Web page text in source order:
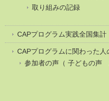
取り組みの記録
CAPプログラム実践全国集計
CAPプログラムに関わった人
参加者の声（ 子どもの声